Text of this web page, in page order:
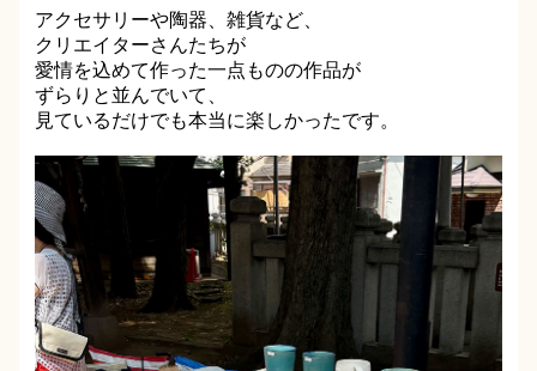
アクセサリーや陶器、雑貨など、
クリエイターさんたちが
愛情を込めて作った一点ものの作品が
ずらりと並んでいて、
見ているだけでも本当に楽しかったです。